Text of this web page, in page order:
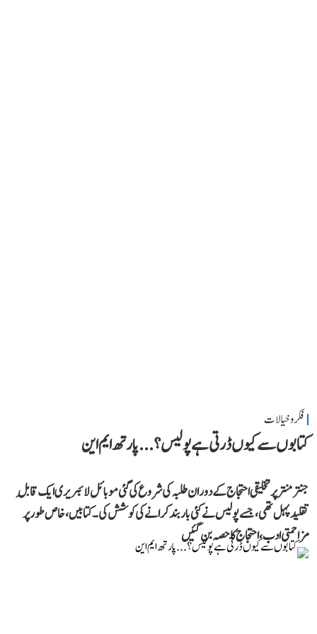
فکر و خیالات
کتابوں سے کیوں ڈرتی ہے پولیس؟...پارتھ ایم این
جنتر منتر پر تخلیقی احتجاج کے دوران طلبہ کی شروع کی گئی موبائل لائبریری ایک قابلِ
تقلید پہل تھی، جسے پولیس نے کئی بار بند کرانے کی کوشش کی۔ کتابیں، خاص طور پر
مزاحمتی ادب، احتجاج کا حصہ بن گئیں